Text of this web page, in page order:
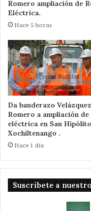
Romero ampliación de
Eléctrica.
Hace 5 horas
Da banderazo Velázquez
Romero a ampliación
eléctrica en San Hipólito
Xochiltenango .
Hace 1 día
Suscribete a